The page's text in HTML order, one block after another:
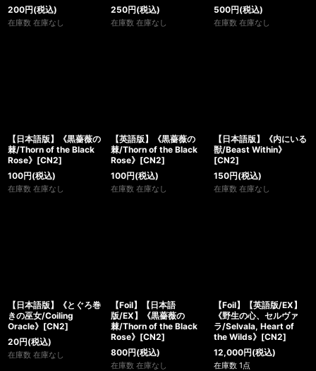
200円(税込)
在庫数 在庫なし
250円(税込)
在庫数 在庫なし
500円(税込)
在庫数 在庫なし
【日本語版】《黒薔薇の
棘/Thorn of the Black
Rose》[CN2]
100円(税込)
在庫数 在庫なし
【英語版】《黒薔薇の
棘/Thorn of the Black
Rose》[CN2]
100円(税込)
在庫数 在庫なし
【日本語版】《内にいる
獣/Beast Within》
[CN2]
150円(税込)
在庫数 在庫なし
【日本語版】《とぐろ巻
きの巫女/Coiling
Oracle》[CN2]
20円(税込)
在庫数 在庫なし
【Foil】【日本語
版/EX】《黒薔薇の
棘/Thorn of the Black
Rose》[CN2]
800円(税込)
在庫数 在庫なし
【Foil】【英語版/EX】
《野生の心、セルヴァ
ラ/Selvala, Heart of
the Wilds》[CN2]
12,000円(税込)
在庫数 1点